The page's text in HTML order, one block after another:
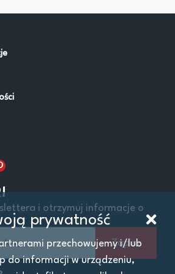
Do: zł
i otrzymuj informacje o
Zapisz
prywatność
przechowujemy i/lub
do informacji w urządzeniu,